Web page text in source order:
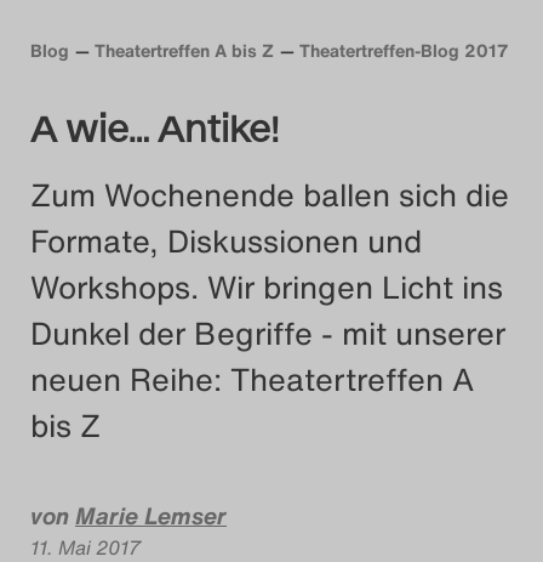
2016
Das Theatertreffen-Blog
2017
Das Theatertreffen-Blog
2018
Das Theatertreffen-Blog
2018 Alumni
Das Theatertreffen-Blog
Blog Theatertreffen A bis Z Theatertreffen-Blog 2017
A wie… Antike!
Zum Wochenende ballen sich die
Formate, Diskussionen und
Workshops. Wir bringen Licht ins
Dunkel der Begriffe - mit unserer
neuen Reihe: Theatertreffen A
bis Z
vonMarie Lemser
11. Mai 2017